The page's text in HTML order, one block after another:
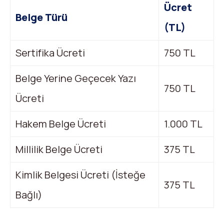
Belge Türü
Ücret
(TL)
Sertifika Ücreti
750 TL
Belge Yerine Geçecek Yazı
Ücreti
750 TL
Hakem Belge Ücreti
1.000 TL
Millilik Belge Ücreti
375 TL
Kimlik Belgesi Ücreti (İsteğe
Bağlı)
375 TL